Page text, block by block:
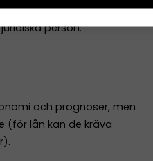
ekonomi.
person.
och prognoser, men
(för lån kan de kräva